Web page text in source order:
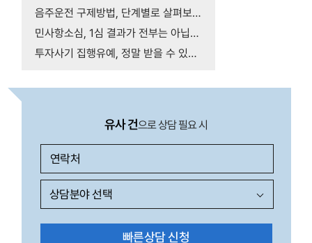
음주운전 구제방법, 단계별로 살펴보는 면허구제 절…
민사항소심, 1심 결과가 전부는 아닙니다
투자사기 집행유예, 정말 받을 수 있는 걸까요?
유사 건으로 상담 필요 시